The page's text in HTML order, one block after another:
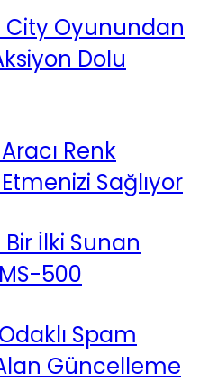
City Oyunundan
Dolu
Renk
Sağlıyor
İlki Sunan
500
Spam
Güncelleme